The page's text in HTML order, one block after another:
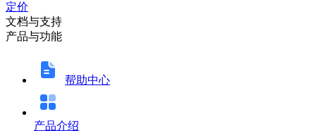
定价
文档与支持
产品与功能
帮助中心
产品介绍